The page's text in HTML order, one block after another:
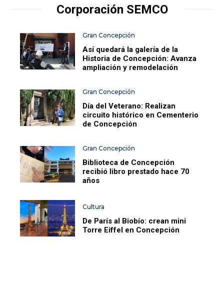
Corporación SEMCO
Gran Concepción
Así quedará la galería de la
Historia de Concepción: Avanza
ampliación y remodelación
Gran Concepción
Día del Veterano: Realizan
circuito histórico en Cementerio
de Concepción
Gran Concepción
Biblioteca de Concepción
recibió libro prestado hace 70
años
Cultura
De París al Biobío: crean mini
Torre Eiffel en Concepción